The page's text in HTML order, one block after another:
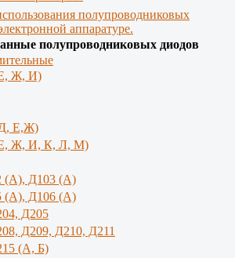
полупроводниковых
аппаратуре.
полупроводниковых диодов
Ж, И)
Е,Ж)
Ж, И, К, Л, М)
(А), Д103 (А)
(А), Д106 (А)
Д205
Д209, Д210, Д211
(А, Б)